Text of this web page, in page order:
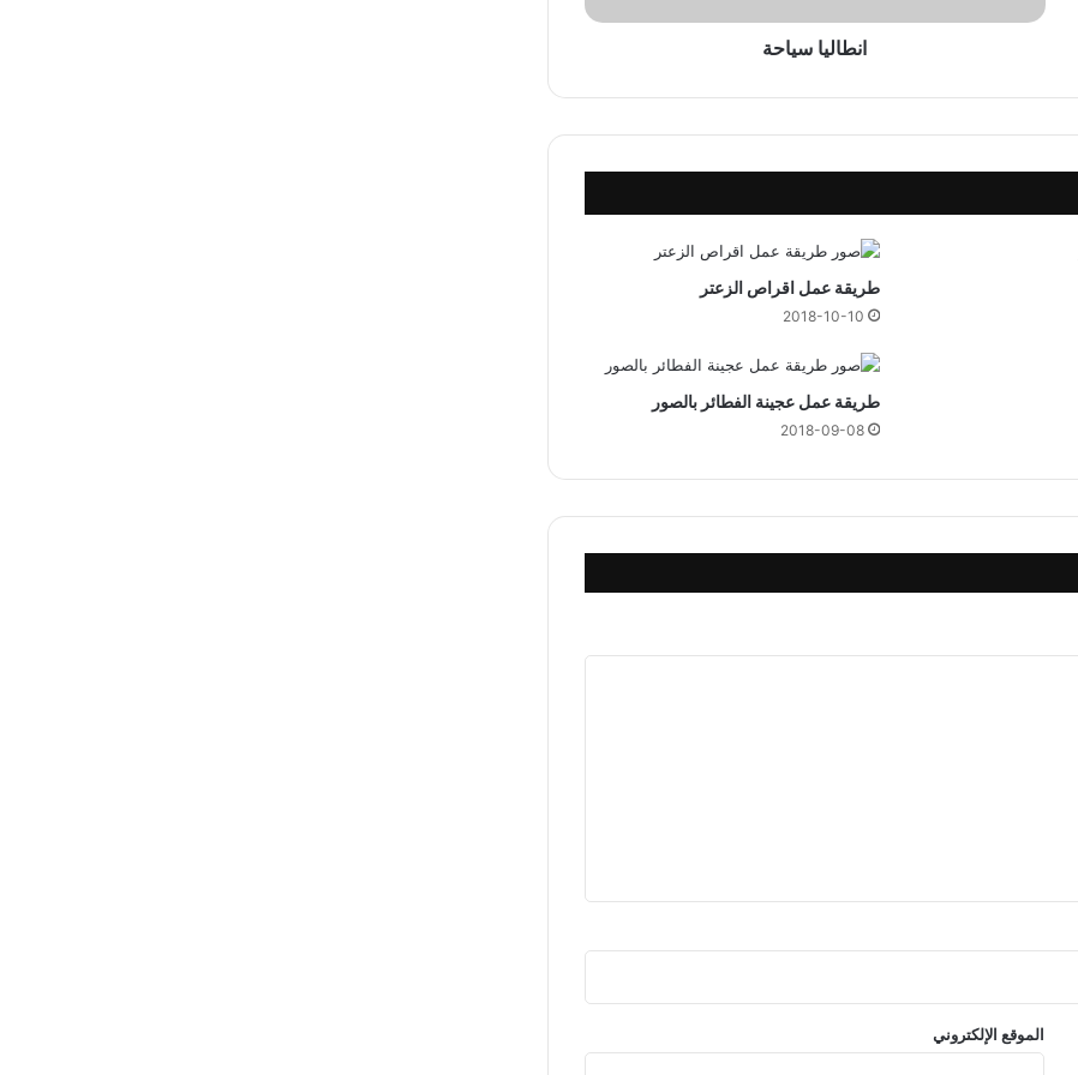
ي
ة
انطاليا سياحة
طريقة عمل اقراص الزعتر
2018-10-10
طريقة عمل عجينة الفطائر بالصور
2018-09-08
الموقع الإلكتروني